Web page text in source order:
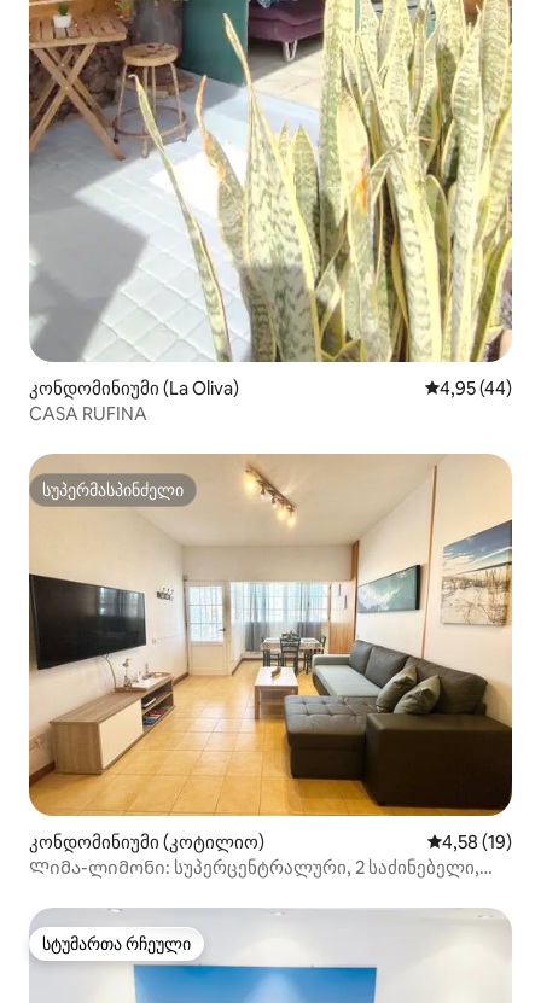
კონდომინიუმი (La Oliva) საშუალო
4,95 (44)
CASA RUFINA
სუპერმასპინძელი
სუპერმასპინძელი
კონდომინიუმი (კოტილიო) საშუალო
4,58 (19)
Ლიმა-ლიმონი: სუპერცენტრალური, 2 საძინებელი,
სტუმართა რჩეული
სტუმართა რჩეული